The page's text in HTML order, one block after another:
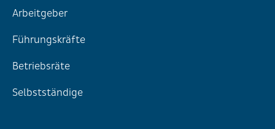
Arbeitgeber
Führungskräfte
Betriebsräte
Selbstständige